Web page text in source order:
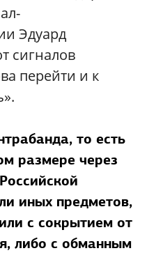
Эдуард
сигналов
перейти и к
то есть
размере через
иных предметов,
с сокрытием от
либо с обманным